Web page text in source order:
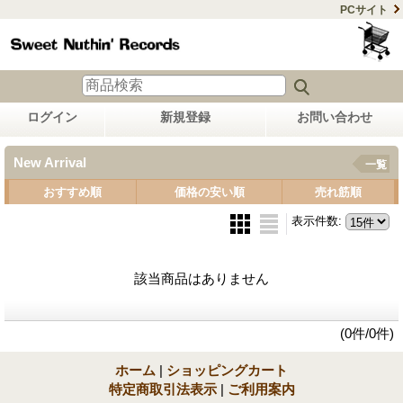
PCサイト
ログイン 新規登録 お問い合わせ
New Arrival 一覧
おすすめ順 価格の安い順 売れ筋順
表示件数:
該当商品はありません
(0件/0件)
ホーム | ショッピングカート
特定商取引法表示 | ご利用案内